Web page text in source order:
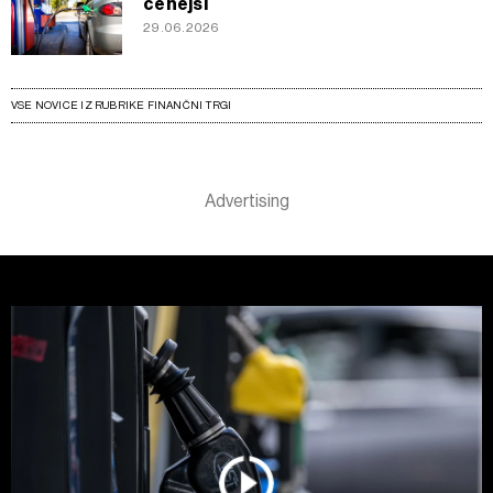
29.06.2026
VSE NOVICE IZ RUBRIKE FINANČNI TRGI